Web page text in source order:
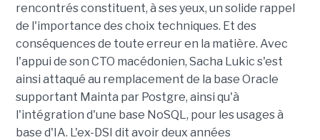
rencontrés constituent, à ses yeux, un solide rappel
de l'importance des choix techniques. Et des
conséquences de toute erreur en la matière. Avec
l'appui de son CTO macédonien, Sacha Lukic s'est
ainsi attaqué au remplacement de la base Oracle
supportant Mainta par Postgre, ainsi qu'à
l'intégration d'une base NoSQL, pour les usages à
base d'IA. L'ex-DSI dit avoir deux années